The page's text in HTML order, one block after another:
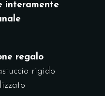
interamente
regalo
rigido